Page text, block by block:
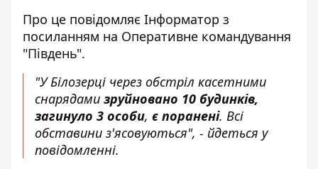
Про це повідомляє Інформатор з
посиланням на Оперативне командування
"Південь".
"У Білозерці через обстріл касетними
снарядами зруйновано 10 будинків,
загинуло 3 особи, є поранені. Всі
обставини з'ясовуються", - йдеться у
повідомленні.